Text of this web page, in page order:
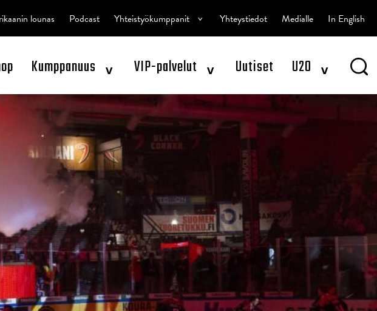
Kumppanuus ^ VIP-palvelut ^ Uutiset U20 ^
lounas Podcast Yhteistyökumppanit ^ Yhteystiedot Medialle In English